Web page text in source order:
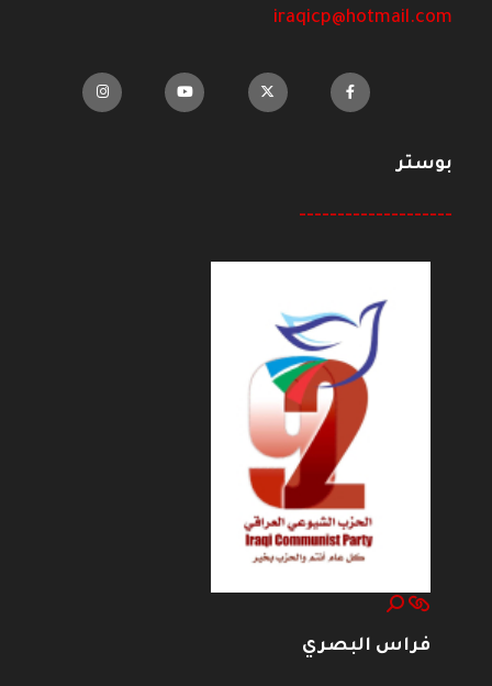
iraqicp@hotmail.com
بوستر
--------------------
فراس البصري